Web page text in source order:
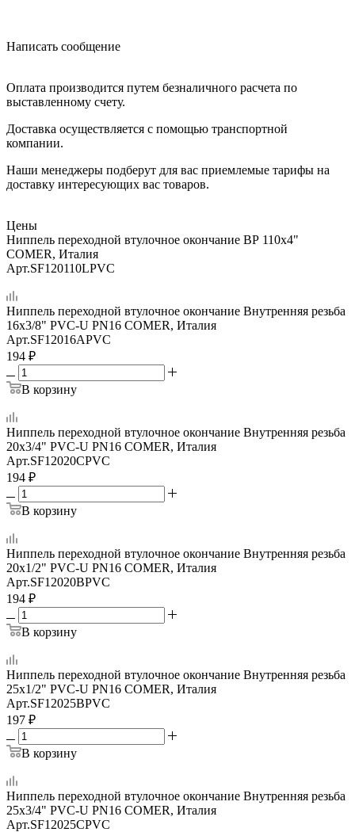
Написать сообщение
Оплата производится путем безналичного расчета по
выставленному счету.
Доставка осуществляется с помощью транспортной
компании.
Наши менеджеры подберут для вас приемлемые тарифы на
доставку интересующих вас товаров.
Цены
Ниппель переходной втулочное окончание ВР 110х4"
COMER, Италия
Арт.SF120110LPVC
Ниппель переходной втулочное окончание Внутренняя резьба
16х3/8" PVC-U PN16 COMER, Италия
Арт.SF12016APVC
194 ₽
В корзину
Ниппель переходной втулочное окончание Внутренняя резьба
20x3/4" PVC-U PN16 COMER, Италия
Арт.SF12020CPVC
194 ₽
В корзину
Ниппель переходной втулочное окончание Внутренняя резьба
20х1/2" PVC-U PN16 COMER, Италия
Арт.SF12020BPVC
194 ₽
В корзину
Ниппель переходной втулочное окончание Внутренняя резьба
25x1/2" PVC-U PN16 COMER, Италия
Арт.SF12025BPVC
197 ₽
В корзину
Ниппель переходной втулочное окончание Внутренняя резьба
25x3/4" PVC-U PN16 COMER, Италия
Арт.SF12025CPVC